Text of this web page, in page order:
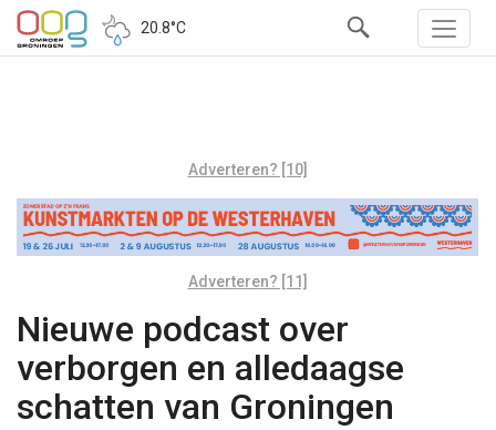
20.8°C
Adverteren? [10]
Adverteren? [11]
Nieuwe podcast over
verborgen en alledaagse
schatten van Groningen